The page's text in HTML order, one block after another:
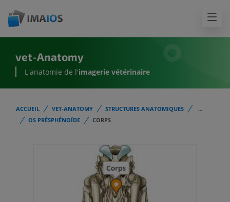
vet-Anatomy
L'anatomie de l'imagerie vétérinaire
ACCUEIL VET-ANATOMY STRUCTURES ANATOMIQUES
...
OS PRÉSPHÉNOÏDE
CORPS